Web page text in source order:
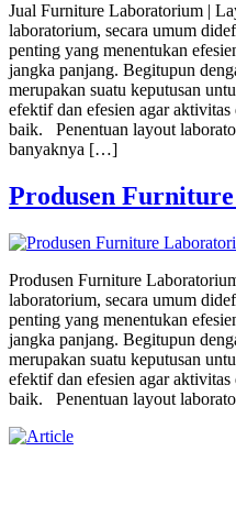
Jual Furniture Laboratorium |
laboratorium, secara umum
penting yang menentukan
jangka panjang. Begitupun
merupakan suatu keputusan
efektif dan efesien agar
baik. Penentuan layout
banyaknya […]
Produsen
Produsen Furniture
laboratorium, secara umum
penting yang menentukan
jangka panjang. Begitupun
merupakan suatu keputusan
efektif dan efesien agar
baik. Penentuan layout